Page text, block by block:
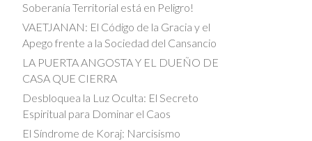
Soberanía Territorial está en Peligro!
VAETJANAN: El Código de la Gracia y el
Apego frente a la Sociedad del Cansancio
LA PUERTA ANGOSTA Y EL DUEÑO DE
CASA QUE CIERRA
Desbloquea la Luz Oculta: El Secreto
Espiritual para Dominar el Caos
El Síndrome de Koraj: Narcisismo